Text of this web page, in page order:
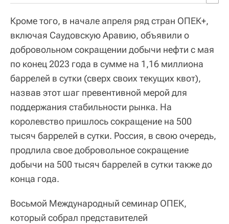
Кроме того, в начале апреля ряд стран ОПЕК+,
включая Саудовскую Аравию, объявили о
добровольном сокращении добычи нефти с мая
по конец 2023 года в сумме на 1,16 миллиона
баррелей в сутки (сверх своих текущих квот),
назвав этот шаг превентивной мерой для
поддержания стабильности рынка. На
королевство пришлось сокращение на 500
тысяч баррелей в сутки. Россия, в свою очередь,
продлила свое добровольное сокращение
добычи на 500 тысяч баррелей в сутки также до
конца года.
Восьмой Международный семинар ОПЕК,
который собрал представителей